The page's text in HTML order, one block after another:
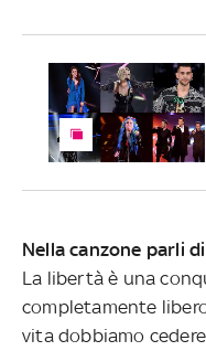
Nella canzone parli
La libertà è una
completamente
vita dobbiamo